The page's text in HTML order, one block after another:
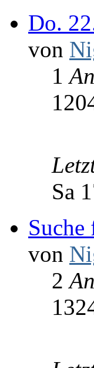
Do.
von
1
Sa
von
2